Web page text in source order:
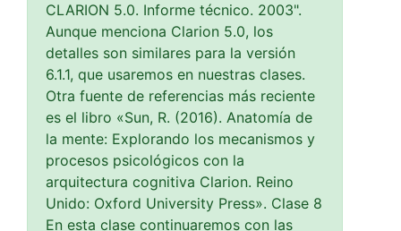
CLARION 5.0. Informe técnico. 2003".
Aunque menciona Clarion 5.0, los
detalles son similares para la versión
6.1.1, que usaremos en nuestras clases.
Otra fuente de referencias más reciente
es el libro «Sun, R. (2016). Anatomía de
la mente: Explorando los mecanismos y
procesos psicológicos con la
arquitectura cognitiva Clarion. Reino
Unido: Oxford University Press». Clase 8
En esta clase continuaremos con las